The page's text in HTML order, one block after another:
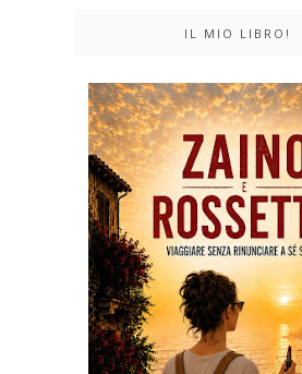
IL MIO LIBRO!